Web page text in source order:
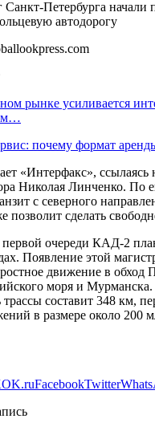
рынке усиливается
почему формат
«Интерфакс», ссылаясь
Николая Линченко. По
с северного
позволит сделать
первой очереди КАД-2
Появление этой
движение в обход
моря и
составит 348 км,
в размере около 200
OK.ruFacebookTwitter